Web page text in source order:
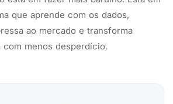
que aprende com os dados,
ao mercado e transforma
menos desperdício.